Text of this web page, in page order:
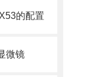
的配置
微镜